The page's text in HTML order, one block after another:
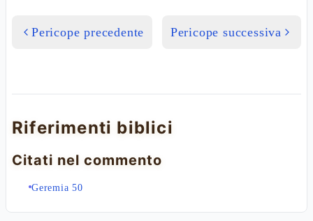
Pericope precedente Pericope successiva
Riferimenti biblici
Citati nel commento
Geremia 50